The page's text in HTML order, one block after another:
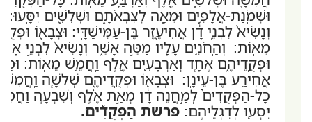
וּשְׁמֹֽנַת-אֲלָפִ֥ים וּמֵאָ֖ה לְצִבְאֹתָ֑ם וּשְׁלִשִׁ֖ים
וְנָשִׂיא֙ לִבְנֵ֣י דָ֔ן אֲחִיעֶ֖זֶר בֶּן-עַמִּֽישַׁדָּֽי: וּצְבָא֖וֹ
מֵאֽוֹת: וְהַֽחֹנִ֥ים עָלָ֖יו מַטֵּ֣ה אָשֵׁ֑ר וְנָשִׂיא֙ לִבְנֵ֣י
וּפְקֻֽדֵיהֶ֑ם אֶחָ֧ד וְאַרְבָּעִ֛ים אֶ֖לֶף וַֽחֲמֵ֥שׁ מֵאֽוֹת:
אֲחִירַ֖ע בֶּן-עֵינָֽן: וּצְבָא֖וֹ וּפְקֻֽדֵיהֶ֑ם שְׁלֹשָׁ֧ה
כָּל-הַפְּקֻדִים֙ לְמַ֣חֲנֵה דָ֔ן מְאַ֣ת אֶ֗לֶף וְשִׁבְעָ֧ה
יִסְע֖וּ לְדִגְלֵיהֶֽם:פרשת הַפְּקֻדִ֡ים.